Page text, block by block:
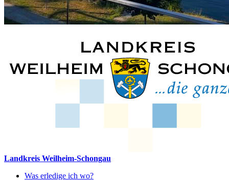
Landkreis Weilheim-Schongau
Was erledige ich wo?